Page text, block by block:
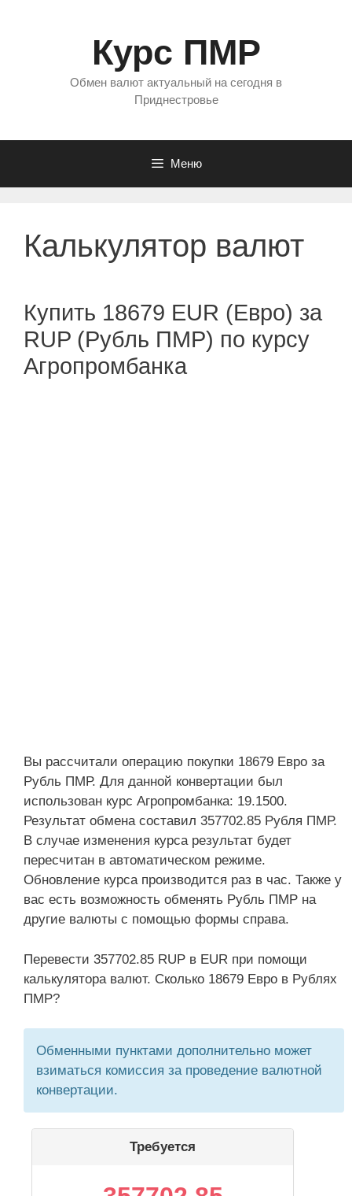
Курс ПМР
Обмен валют актуальный на сегодня в
Приднестровье
Меню
Калькулятор валют
Купить 18679 EUR (Евро) за
RUP (Рубль ПМР) по курсу
Агропромбанка
Вы рассчитали операцию покупки 18679 Евро за
Рубль ПМР. Для данной конвертации был
использован курс Агропромбанка: 19.1500.
Результат обмена составил 357702.85 Рубля ПМР.
В случае изменения курса результат будет
пересчитан в автоматическом режиме.
Обновление курса производится раз в час. Также у
вас есть возможность обменять Рубль ПМР на
другие валюты с помощью формы справа.
Перевести 357702.85 RUP в EUR при помощи
калькулятора валют. Сколько 18679 Евро в Рублях
ПМР?
Обменными пунктами дополнительно может
взиматься комиссия за проведение валютной
конвертации.
Требуется